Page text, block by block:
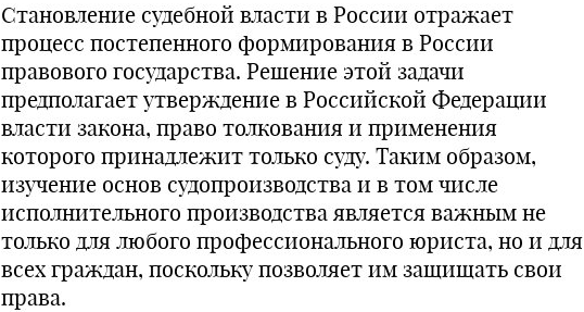
Становление судебной власти в России отражает
процесс постепенного формирования в России
правового государства. Решение этой задачи
предполагает утверждение в Российской Федерации
власти закона, право толкования и применения
которого принадлежит только суду. Таким образом,
изучение основ судопроизводства и в том числе
исполнительного производства является важным не
только для любого профессионального юриста, но и для
всех граждан, поскольку позволяет им защищать свои
права.